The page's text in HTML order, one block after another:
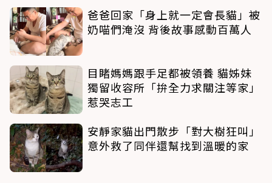
爸爸回家「身上就一定會長貓」被
奶喵們淹沒 背後故事感動百萬人
目睹媽媽跟手足都被領養 貓姊妹
獨留收容所「拚全力求關注等家」
惹哭志工
安靜家貓出門散步「對大樹狂叫」
意外救了同伴還幫找到溫暖的家